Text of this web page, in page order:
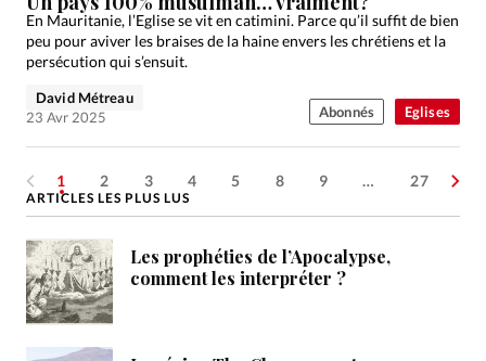
Eglises
En Mauritanie, l’Eglise se vit en catimini. Parce qu’il suffit de bien
peu pour aviver les braises de la haine envers les chrétiens et la
persécution qui s’ensuit.
David Métreau
23 Avr 2025
Abonnés
1 2 3 4 5 8 9 … 27
ARTICLES LES PLUS LUS
Les prophéties de l’Apocalypse,
comment les interpréter ?